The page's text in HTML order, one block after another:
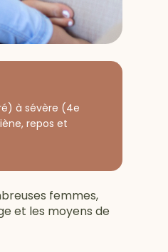
à sévère (4e
repos et
femmes,
et les moyens de